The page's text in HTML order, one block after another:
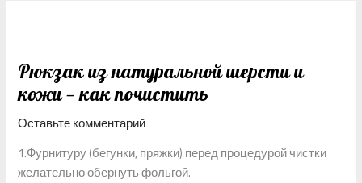
Рюкзак из натуральной шерсти и
кожи — как почистить
Оставьте комментарий
1.Фурнитуру (бегунки, пряжки) перед процедурой чистки
желательно обернуть фольгой.